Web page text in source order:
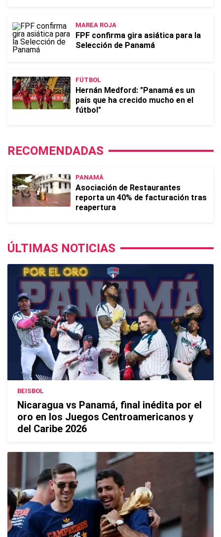
MAREA ROJA
FPF confirma gira asiática para la
Selección de Panamá
FÚTBOL
Hernán Medford: "Panamá es un
país que ha crecido mucho en el
fútbol"
RECOMENDADAS
PANAMÁ
Asociación de Restaurantes
reporta un 40% de facturación tras
reapertura
ÚLTIMAS NOTICIAS
BEISBOL
Nicaragua vs Panamá, final inédita por el
oro en los Juegos Centroamericanos y
del Caribe 2026